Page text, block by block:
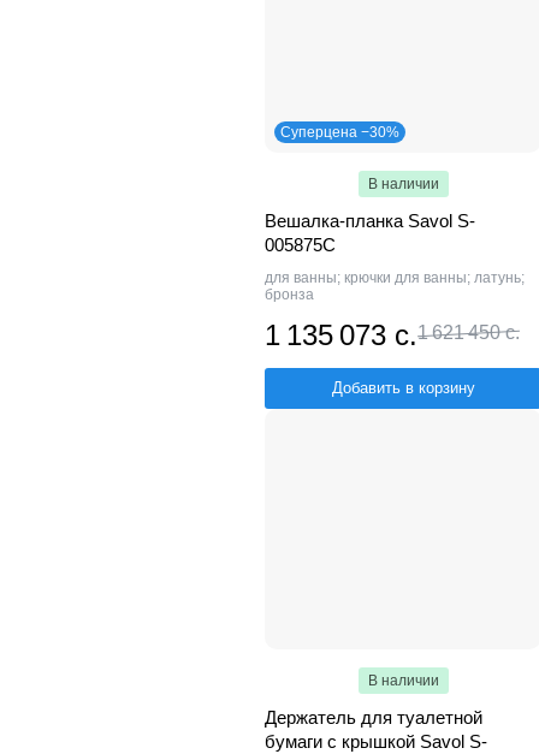
Суперцена −30%
В наличии
Вешалка-планка Savol S-
005875C
для ванны; крючки для ванны; латунь;
бронза
1 135 073 с.1 621 450 с.
Добавить в корзину
В наличии
Держатель для туалетной
бумаги с крышкой Savol S-